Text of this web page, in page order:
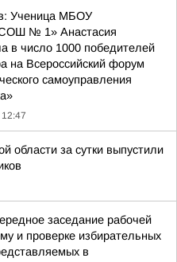
Ученица МБОУ
СОШ № 1» Анастасия
в число 1000 победителей
на Всероссийский форум
самоуправления
12:47
области за сутки выпустили
заседание рабочей
и проверке избирательных
в